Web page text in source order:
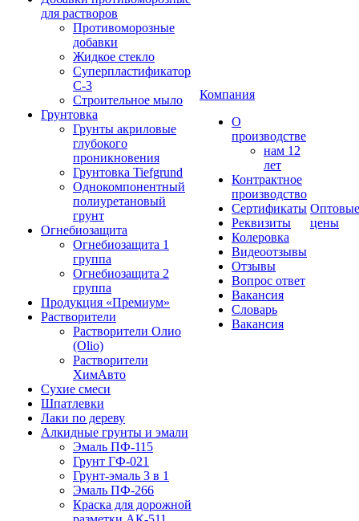
для растворов
Противоморозные
добавки
Жидкое стекло
Суперпластификатор
С-3
Строительное мыло
Грунтовка
Грунты акриловые
глубокого
проникновения
Грунтовка Tiefgrund
Однокомпонентный
полиуретановый
грунт
Огнебиозащита
Огнебиозащита 1
группа
Огнебиозащита 2
группа
Продукция «Премиум»
Растворители
Растворители Олио
(Olio)
Растворители
ХимАвто
Сухие смеси
Шпатлевки
Лаки по дереву
Алкидные грунты и эмали
Эмаль ПФ-115
Грунт ГФ-021
Грунт-эмаль 3 в 1
Эмаль ПФ-266
Краска для дорожной
Компания
О
производстве
нам 12
лет
Контрактное
производство
Сертификаты
Реквизиты
Колеровка
Видеоотзывы
Отзывы
Вопрос ответ
Вакансия
Словарь
Вакансия
Оптовые
цены